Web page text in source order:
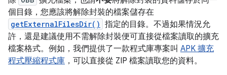
個目錄，您應該將解除封裝的檔案儲存在
getExternalFilesDir() 指定的目錄。不過如果情況允
許，還是建議使用不需解除封裝便可直接從檔案讀取的擴充
檔案格式。例如，我們提供了一款程式庫專案叫 APK 擴充
程式壓縮程式庫 ，可以直接從 ZIP 檔案讀取您的資料。